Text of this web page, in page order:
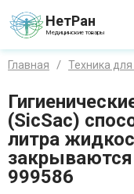
НетРан
Медицинские товары
Главная Техника
(SicSac)
литра
999586